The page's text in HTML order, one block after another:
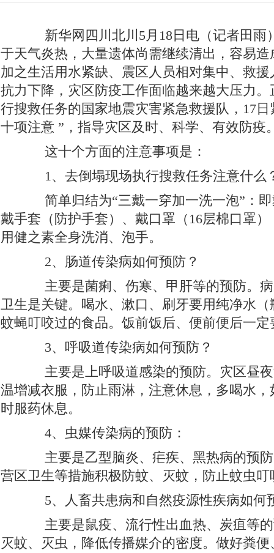
新华网四川北川5月18日电（记者田雨
于天气炎热，大量遗体尚需继续清出，容易
加之生活用水紧缺、震区人员相对集中、救
抗力下降，灾区防疫工作面临越来越大压力
行搜救任务的国家地震灾害紧急救援队，17
十项注意 ”，指导灾区及时、科学、有效防疫
这十个方面的注意事项是：
1、去倒塌现场执行搜救任务注意什么
简单归结为“三戴一穿加一洗一泡”：即
戴手套（防护手套）、戴口罩（16层棉口罩
用健之素全身洗消、泡手。
2、肠道传染病如何预防？
主要是菌痢、伤寒、甲肝等的预防。病
卫生是关键。喝水、漱口、刷牙要用纯净水
蚊蝇叮咬过的食品。饭前饭后、便前便后一定
3、呼吸道传染病如何预防？
主要是上呼吸道感染的预防。灾区昼夜
温增减衣服，防止雨淋，注意休息，多喝水
时服药休息。
4、虫媒传染病的预防：
主要是乙型脑炎、疟疾、黑热病的预防
营区卫生等措施积极防蚊、灭蚊，防止蚊虫叮
5、人畜共患病和自然疫源性疾病如何
主要是鼠疫、流行性出血热、炭疽等的
灭蚊、灭虫，降低传播媒介的密度。做好粪